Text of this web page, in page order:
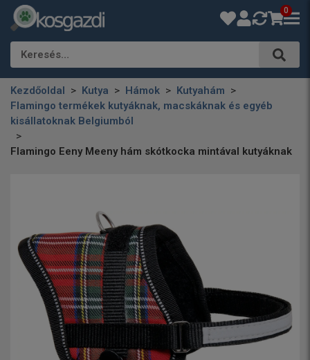
0
Keresés…
Kezdőoldal Kutya Hámok
Kutyahám
Flamingo termékek kutyáknak, macskáknak és egyéb
kisállatoknak Belgiumból
Flamingo Eeny Meeny hám skótkocka mintával kutyáknak